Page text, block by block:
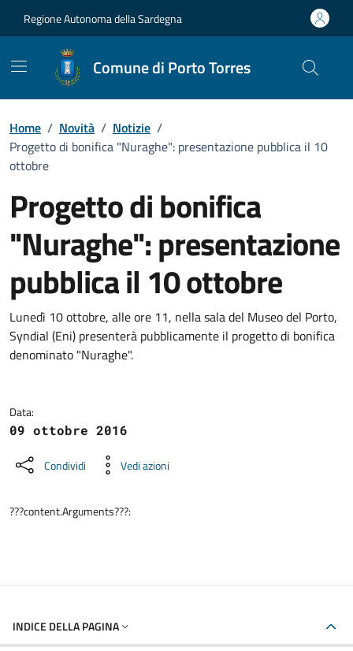
Regione Autonoma della Sardegna
Comune di Porto Torres
Home / Novità / Notizie /
Progetto di bonifica "Nuraghe": presentazione pubblica il 10
ottobre
Progetto di bonifica
"Nuraghe": presentazione
pubblica il 10 ottobre
Dettagli della notizia
Lunedì 10 ottobre, alle ore 11, nella sala del Museo del Porto,
Syndial (Eni) presenterà pubblicamente il progetto di bonifica
denominato "Nuraghe".
Data:
09 ottobre 2016
Condividi Vedi azioni
???content.Arguments???:
INDICE DELLA PAGINA